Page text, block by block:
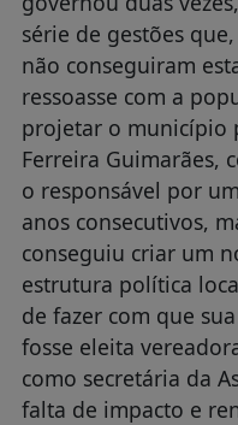
série de gestões
não conseguiram
ressoasse com a
projetar o município
Ferreira Guimarães,
o responsável por
anos consecutivos,
conseguiu criar um
estrutura política
de fazer com que
fosse eleita
como secretária da
falta de impacto e